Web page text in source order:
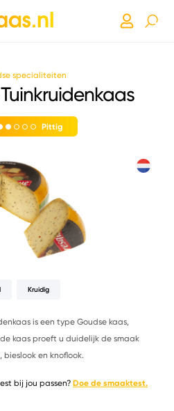
specialiteiten
Pittig
Kruidig
is een type Goudse kaas,
kaas proeft u duidelijk de smaak
en knoflook.
bij jou passen? Doe de smaaktest.